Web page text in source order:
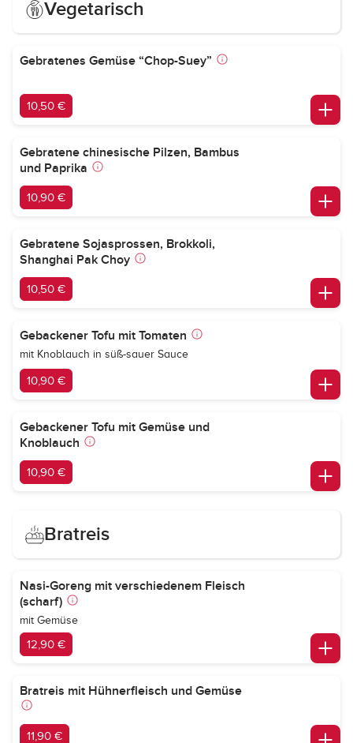
Vegetarisch
Gebratenes Gemüse “Chop-Suey”
10,50 €
Gebratene chinesische Pilzen, Bambus
und Paprika
10,90 €
Gebratene Sojasprossen, Brokkoli,
Shanghai Pak Choy
10,50 €
Gebackener Tofu mit Tomaten
mit Knoblauch in süß-sauer Sauce
10,90 €
Gebackener Tofu mit Gemüse und
Knoblauch
10,90 €
Bratreis
Nasi-Goreng mit verschiedenem Fleisch
(scharf)
mit Gemüse
12,90 €
Bratreis mit Hühnerfleisch und Gemüse
11,90 €